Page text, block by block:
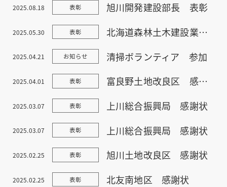
2025.08.18 表彰 旭川開発建設部長 表彰
2025.05.30 表彰 北海道森林土木建設業協会 表彰状
2025.04.21 お知らせ 清掃ボランティア 参加
2025.04.01 表彰 富良野土地改良区 感謝状
2025.03.07 表彰 上川総合振興局 感謝状
2025.03.07 表彰 上川総合振興局 感謝状
2025.02.25 表彰 旭川土地改良区 感謝状
2025.02.25 表彰 北友南地区 感謝状